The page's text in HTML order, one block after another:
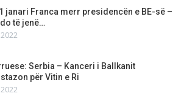
janari Franca merr presidencën e BE-së –
të jenë…
Serbia – Kanceri i Ballkanit
për Vitin e Ri